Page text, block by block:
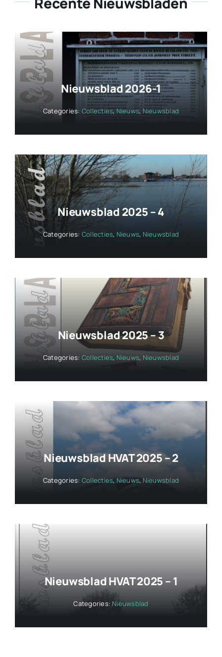
Nieuwsblad 2026-1
Categories: Collecties, Nieuws, Nieuwsblad
Nieuwsblad 2025 – 4
Categories: Collecties, Nieuws, Nieuwsblad
Nieuwsblad 2025 – 3
Categories: Collecties, Nieuws, Nieuwsblad
Nieuwsblad HVAT 2025 – 2
Categories: Collecties, Nieuws,Nieuwsblad
Nieuwsblad HVAT 2025 – 1
Categories:Nieuwsblad